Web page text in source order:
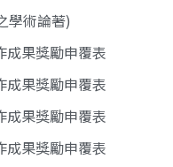
學術論著)
成果獎勵申覆表
成果獎勵申覆表
成果獎勵申覆表
成果獎勵申覆表